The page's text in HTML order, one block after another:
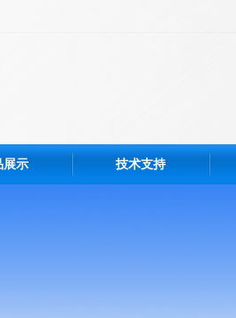
展示 技术支持